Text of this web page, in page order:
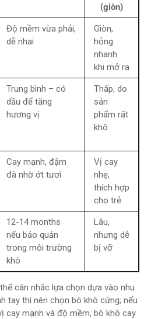
(giòn)
Độ mềm vừa phải,
dễ nhai
Giòn,
hỏng
nhanh
khi mở ra
Trung bình – có
dầu để tăng
hương vị
Thấp, do
sản
phẩm rất
khô
Cay mạnh, đậm
đà nhờ ớt tươi
Vị cay
nhẹ,
thích hợp
cho trẻ
12-14 months
nếu bảo quản
trong môi trường
khô
Lâu,
nhưng dễ
bị vỡ
cân nhắc lựa chọn dựa vào nhu
tay thì nên chọn bò khô cứng; nếu
cay mạnh và độ mềm, bò khô cay